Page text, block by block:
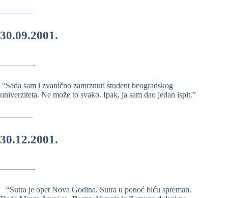
————
30.09.2001.
————-
“Sada sam i zvanično zamrznuti student beogradskog
univerziteta. Ne može to svako. Ipak, ja sam dao jedan ispit.”
————
30.12.2001.
————-
“Sutra je opet Nova Godina. Sutra u ponoć biću spreman.